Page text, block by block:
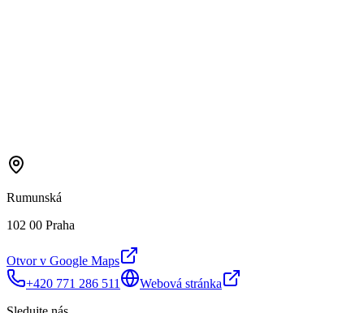
Rumunská
102 00 Praha
Otvor v Google Maps
+420 771 286 511
Webová stránka